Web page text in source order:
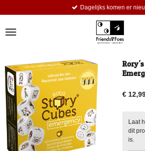
de
Dagelijks komen er nieuwe
€
Laat
dit
is.